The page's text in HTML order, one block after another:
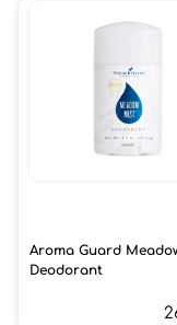
Aroma Guard
Deodorant